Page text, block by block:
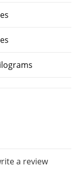
a review